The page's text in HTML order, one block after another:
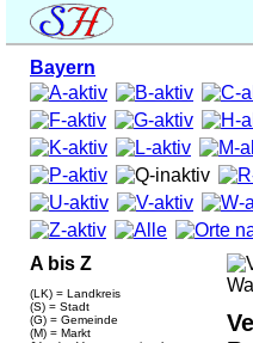
Bayern
A bis Z
(LK) = Landkreis
(S) = Stadt
(G) = Gemeinde
(M) = Markt